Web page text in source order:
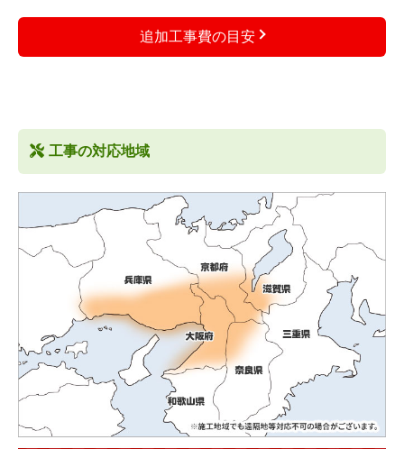
追加工事費の目安
工事の対応地域